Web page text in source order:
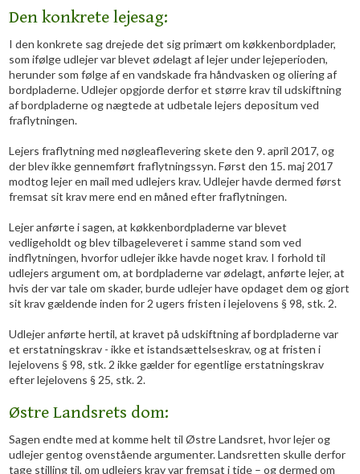
Den konkrete lejesag:
​I den konkrete sag drejede det sig primært om køkkenbordplader,
som ifølge udlejer var blevet ødelagt af lejer under lejeperioden,
herunder som følge af en vandskade fra håndvasken og oliering af
bordpladerne. Udlejer opgjorde derfor et større krav til udskiftning
af bordpladerne og nægtede at udbetale lejers depositum ved
fraflytningen.
Lejers fraflytning med nøgleaflevering skete den 9. april 2017, og
der blev ikke gennemført fraflytningssyn. Først den 15. maj 2017
modtog lejer en mail med udlejers krav. Udlejer havde dermed først
fremsat sit krav mere end en måned efter fraflytningen.
Lejer anførte i sagen, at køkkenbordpladerne var blevet
vedligeholdt og blev tilbageleveret i samme stand som ved
indflytningen, hvorfor udlejer ikke havde noget krav. I forhold til
udlejers argument om, at bordpladerne var ødelagt, anførte lejer, at
hvis der var tale om skader, burde udlejer have opdaget dem og gjort
sit krav gældende inden for 2 ugers fristen i lejelovens § 98, stk. 2.
Udlejer anførte hertil, at kravet på udskiftning af bordpladerne var
et erstatningskrav - ikke et istandsættelseskrav, og at fristen i
lejelovens § 98, stk. 2 ikke gælder for egentlige erstatningskrav
efter lejelovens § 25, stk. 2.
Østre Landsrets dom:
​Sagen endte med at komme helt til Østre Landsret, hvor lejer og
udlejer gentog ovenstående argumenter. Landsretten skulle derfor
tage stilling til, om udlejers krav var fremsat i tide – og dermed om